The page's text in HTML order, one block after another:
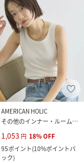
AMERICAN HOLIC
その他のインナー・ルームウェア
1,053 円 18%OFF
95ポイント(10%ポイントバ
ック)